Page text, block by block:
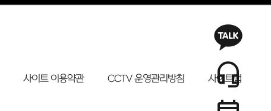
사이트 이용약관 CCTV 운영관리방침 사이트맵